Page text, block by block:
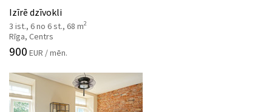
Izīrē dzīvokli
3 ist., 6 no 6 st., 68 m2
Rīga, Centrs
900 EUR / mēn.